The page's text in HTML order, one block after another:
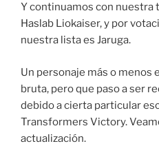
Y continuamos con nuestra
Haslab Liokaiser, y por
nuestra lista es Jaruga.
Un personaje más o menos
bruta, pero que paso a ser
debido a cierta particular
Transformers Victory.
actualización.